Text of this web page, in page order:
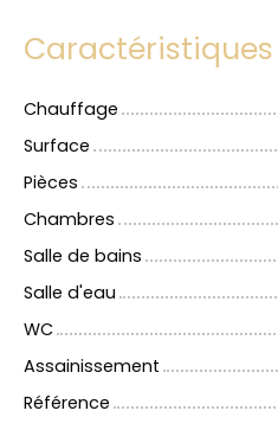
Chauffage
Surface
Pièces
Chambres
Salle de bains
Salle d'eau
WC
Assainissement
Référence